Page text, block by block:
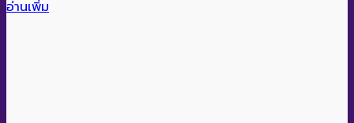
อ่านเพิ่ม